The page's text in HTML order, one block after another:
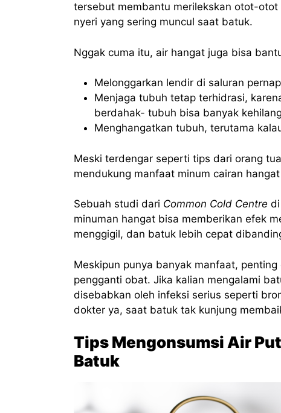
tersebut membantu merilekskan otot-
nyeri yang sering muncul saat batuk.
Nggak cuma itu, air hangat juga bisa
Melonggarkan lendir di saluran
Menjaga tubuh tetap terhidrasi,
berdahak- tubuh bisa banyak
Menghangatkan tubuh, terutama
Meski terdengar seperti tips dari orang
mendukung manfaat minum cairan
Sebuah studi dari Common Cold Centre
minuman hangat bisa memberikan efek
menggigil, dan batuk lebih cepat
Meskipun punya banyak manfaat,
pengganti obat. Jika kalian mengalami
disebabkan oleh infeksi serius seperti
dokter ya, saat batuk tak kunjung
Tips Mengonsumsi Air
Batuk